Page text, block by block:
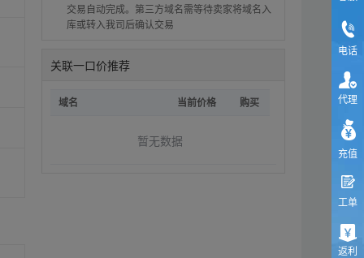
交易自动完成。第三方域名需等待卖家将域名入
库或转入我司后确认交易
关联一口价推荐
域名 当前价格 购买
暂无数据
电话
代理
充值
工单
返利